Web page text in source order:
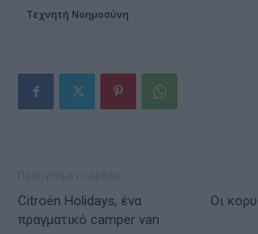
Τεχνητή Νοημοσύνη
Citroën Holidays, ένα
πραγματικό camper van
Οι